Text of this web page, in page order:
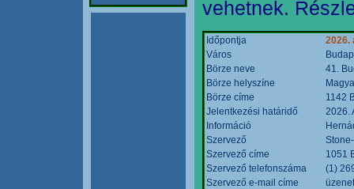
vehetnek.
Időpontja
2026.
Város
Börze neve
41.
Börze helyszíne
Börze címe
1142
Jelentkezési határidő
2026.
Információ
Szervező
Szervező címe
1051
Szervező telefonszáma
(1)
Szervező e-mail címe